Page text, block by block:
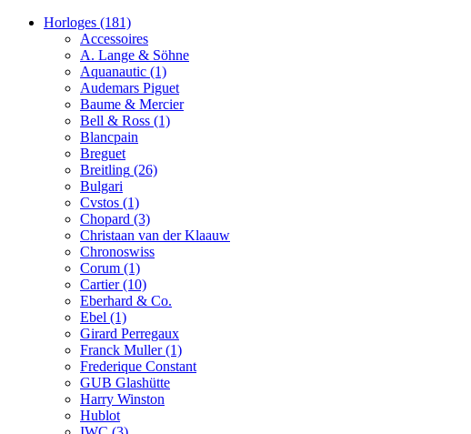
Horloges (181)
Accessoires
A. Lange & Söhne
Aquanautic (1)
Audemars Piguet
Baume & Mercier
Bell & Ross (1)
Blancpain
Breguet
Breitling (26)
Bulgari
Cvstos (1)
Chopard (3)
Christaan van der Klaauw
Chronoswiss
Corum (1)
Cartier(10)
Eberhard & Co.
Ebel (1)
Girard Perregaux
Franck Muller(1)
Frederique Constant
GUB Glashütte
Harry Winston
Hublot